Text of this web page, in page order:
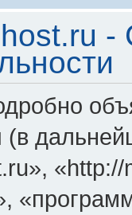
-
(в